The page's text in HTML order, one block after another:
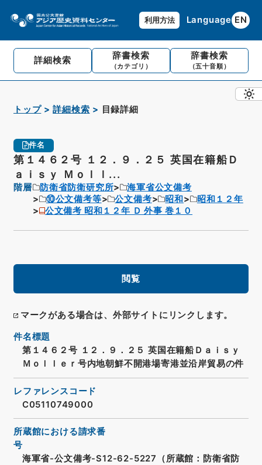
利用方法 Language EN
詳細検索 辞書検索
（カテゴリ）
辞書検索
（五十音順）
トップ 詳細検索 目録詳細
件名
第１４６２号 １２．９．２５ 英国在籍船Ｄ
ａｉｓｙ Ｍｏｌｌ...
階層 防衛省防衛研究所
海軍省公文備考
⑩公文備考等
公文備考 昭和
昭和１２年
公文備考 昭和１２年 Ｄ 外事 巻１０
閲覧
マークがある場合は、外部サイトにリンクします。
件名標題
第１４６２号 １２．９．２５ 英国在籍船Ｄａｉｓｙ
Ｍｏｌｌｅｒ号内地朝鮮不開港場寄港並沿岸貿易の件
レファレンスコード
C05110749000
所蔵館における請求番
号
海軍省-公文備考-S12-62-5227（所蔵館：防衛省防